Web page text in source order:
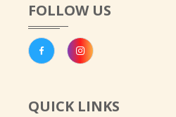
FOLLOW US
QUICK LINKS